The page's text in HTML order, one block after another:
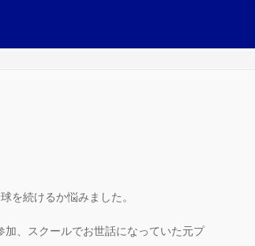
を続けるか悩みました。
、スクールでお世話になっていた元プ